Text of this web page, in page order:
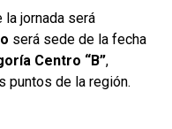
jornada será
será sede de la fecha
Centro “B”,
puntos de la región.